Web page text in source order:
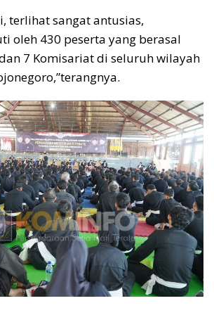
terlihat sangat antusias,
oleh 430 peserta yang berasal
7 Komisariat di seluruh wilayah